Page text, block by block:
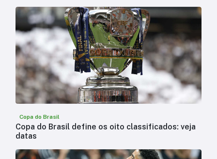
Copa do Brasil
Copa do Brasil define os oito classificados: veja
datas